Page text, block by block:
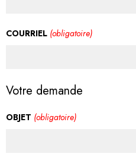
COURRIEL (obligatoire)
Votre demande
OBJET (obligatoire)